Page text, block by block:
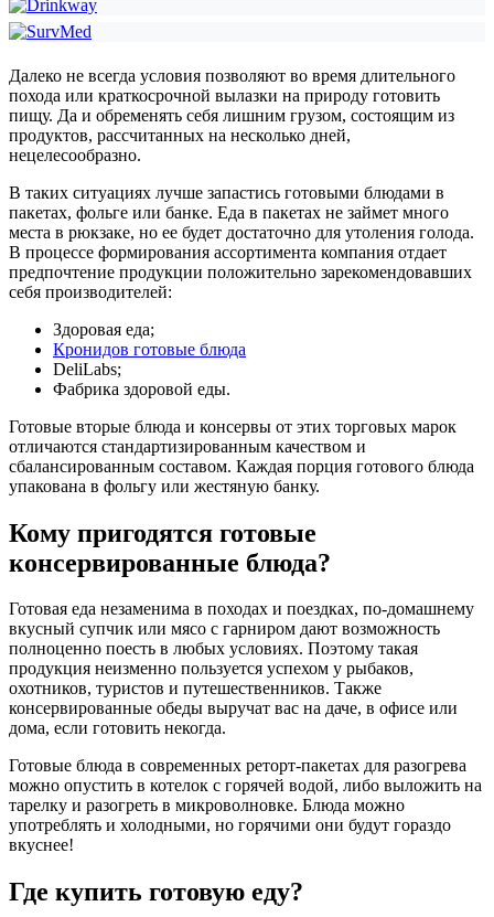
Далеко не всегда условия позволяют во время длительного
похода или краткосрочной вылазки на природу готовить
пищу. Да и обременять себя лишним грузом, состоящим из
продуктов, рассчитанных на несколько дней,
нецелесообразно.
В таких ситуациях лучше запастись готовыми блюдами в
пакетах, фольге или банке. Еда в пакетах не займет много
места в рюкзаке, но ее будет достаточно для утоления голода.
В процессе формирования ассортимента компания отдает
предпочтение продукции положительно зарекомендовавших
себя производителей:
Здоровая еда;
Кронидов готовые блюда
DeliLabs;
Фабрика здоровой еды.
Готовые вторые блюда и консервы от этих торговых марок
отличаются стандартизированным качеством и
сбалансированным составом. Каждая порция готового блюда
упакована в фольгу или жестяную банку.
Кому пригодятся готовые
консервированные блюда?
Готовая еда незаменима в походах и поездках, по-домашнему
вкусный супчик или мясо с гарниром дают возможность
полноценно поесть в любых условиях. Поэтому такая
продукция неизменно пользуется успехом у рыбаков,
охотников, туристов и путешественников. Также
консервированные обеды выручат вас на даче, в офисе или
дома, если готовить некогда.
Готовые блюда в современных реторт-пакетах для разогрева
можно опустить в котелок с горячей водой, либо выложить на
тарелку и разогреть в микроволновке. Блюда можно
употреблять и холодными, но горячими они будут гораздо
вкуснее!
Где купить готовую еду?